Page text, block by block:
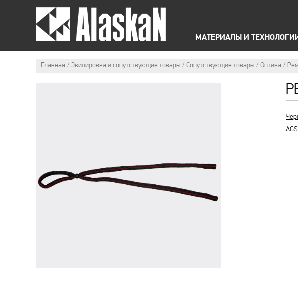
МАТЕРИАЛЫ И ТЕХНОЛОГИИ
ЛЕТНЯЯ ЭКИПИРОВКА ЗИМНЯЯ
Главная Экипировка и сопутствующие товары Cопутствующие товары Оптика